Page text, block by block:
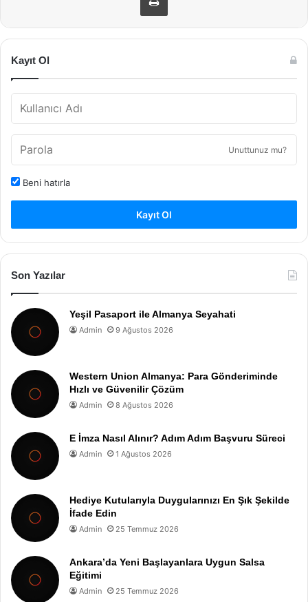
Kayıt Ol
Unuttunuz mu?
Beni hatırla
Kayıt Ol
Son Yazılar
Yeşil Pasaport ile Almanya Seyahati
Admin 9 Ağustos 2026
Western Union Almanya: Para Gönderiminde
Hızlı ve Güvenilir Çözüm
Admin 8 Ağustos 2026
E İmza Nasıl Alınır? Adım Adım Başvuru Süreci
Admin 1 Ağustos 2026
Hediye Kutularıyla Duygularınızı En Şık Şekilde
İfade Edin
Admin 25 Temmuz 2026
Ankara’da Yeni Başlayanlara Uygun Salsa
Eğitimi
Admin 25 Temmuz 2026